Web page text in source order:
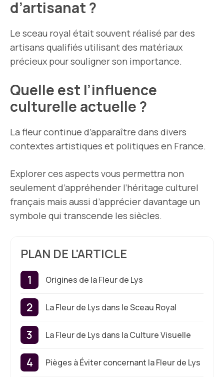
d’artisanat ?
Le sceau royal était souvent réalisé par des
artisans qualifiés utilisant des matériaux
précieux pour souligner son importance.
Quelle est l’influence
culturelle actuelle ?
La fleur continue d’apparaître dans divers
contextes artistiques et politiques en France.
Explorer ces aspects vous permettra non
seulement d’appréhender l’héritage culturel
français mais aussi d’apprécier davantage un
symbole qui transcende les siècles.
PLAN DE L'ARTICLE
Origines de la Fleur de Lys
La Fleur de Lys dans le Sceau Royal
La Fleur de Lys dans la Culture Visuelle
Pièges à Éviter concernant la Fleur de Lys